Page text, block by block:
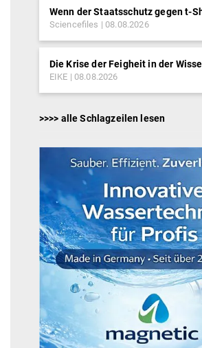
Wenn der Staatsschutz gegen t-
Sciencefiles 08.08.2026
Die Krise der Feigheit in der
EIKE 08.08.2026
>>>> alle Schlagzeilen lesen